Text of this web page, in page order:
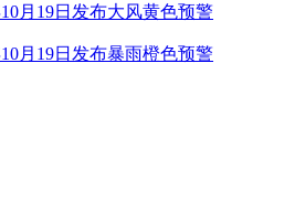
月19日发布大风黄色预警
月19日发布暴雨橙色预警